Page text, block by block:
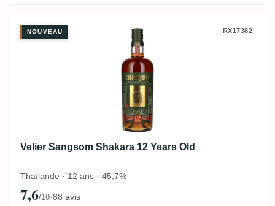
Velier Sangsom Shakara 12 Years Old
NOUVEAU RX17382
Velier Sangsom Shakara 12 Years Old
Thaïlande · 12 ans · 45,7%
7,6/10·88 avis